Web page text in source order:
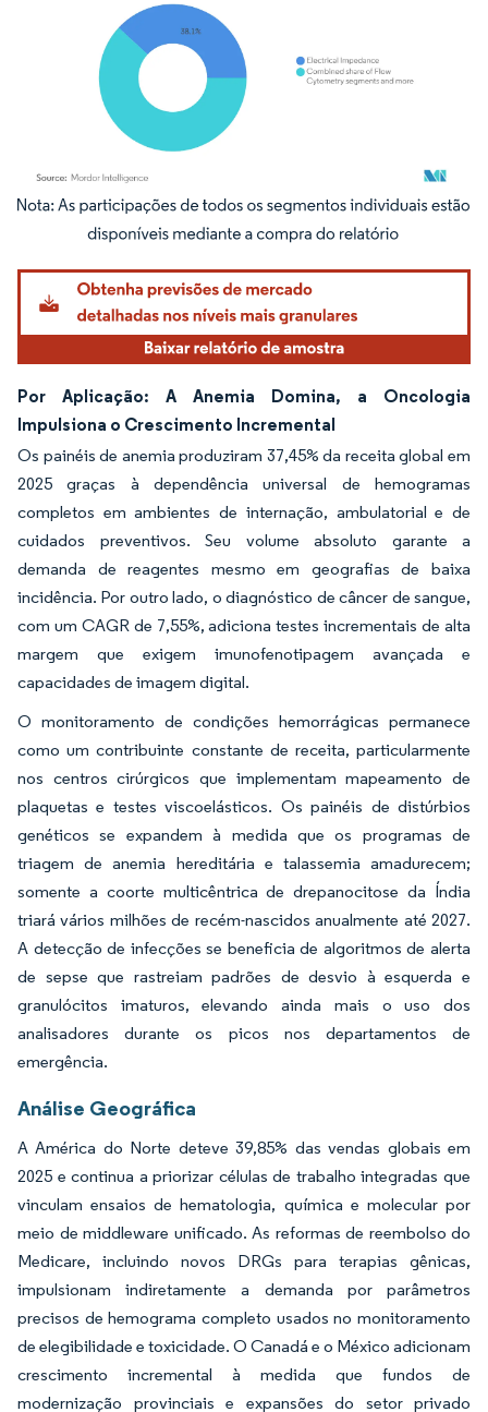
Imagem © Mordor Intelligence. O reuso requer atribuição conforme CC BY 4.0.
Por Aplicação: A Anemia Domina, a Oncologia
Impulsiona o Crescimento Incremental
Os painéis de anemia produziram 37,45% da receita global em
2025 graças à dependência universal de hemogramas
completos em ambientes de internação, ambulatorial e de
cuidados preventivos. Seu volume absoluto garante a
demanda de reagentes mesmo em geografias de baixa
incidência. Por outro lado, o diagnóstico de câncer de sangue,
com um CAGR de 7,55%, adiciona testes incrementais de alta
margem que exigem imunofenotipagem avançada e
capacidades de imagem digital.
O monitoramento de condições hemorrágicas permanece
como um contribuinte constante de receita, particularmente
nos centros cirúrgicos que implementam mapeamento de
plaquetas e testes viscoelásticos. Os painéis de distúrbios
genéticos se expandem à medida que os programas de
triagem de anemia hereditária e talassemia amadurecem;
somente a coorte multicêntrica de drepanocitose da Índia
triará vários milhões de recém-nascidos anualmente até 2027.
A detecção de infecções se beneficia de algoritmos de alerta
de sepse que rastreiam padrões de desvio à esquerda e
granulócitos imaturos, elevando ainda mais o uso dos
analisadores durante os picos nos departamentos de
emergência.
Análise Geográfica
A América do Norte deteve 39,85% das vendas globais em
2025 e continua a priorizar células de trabalho integradas que
vinculam ensaios de hematologia, química e molecular por
meio de middleware unificado. As reformas de reembolso do
Medicare, incluindo novos DRGs para terapias gênicas,
impulsionam indiretamente a demanda por parâmetros
precisos de hemograma completo usados no monitoramento
de elegibilidade e toxicidade. O Canadá e o México adicionam
crescimento incremental à medida que fundos de
modernização provinciais e expansões do setor privado